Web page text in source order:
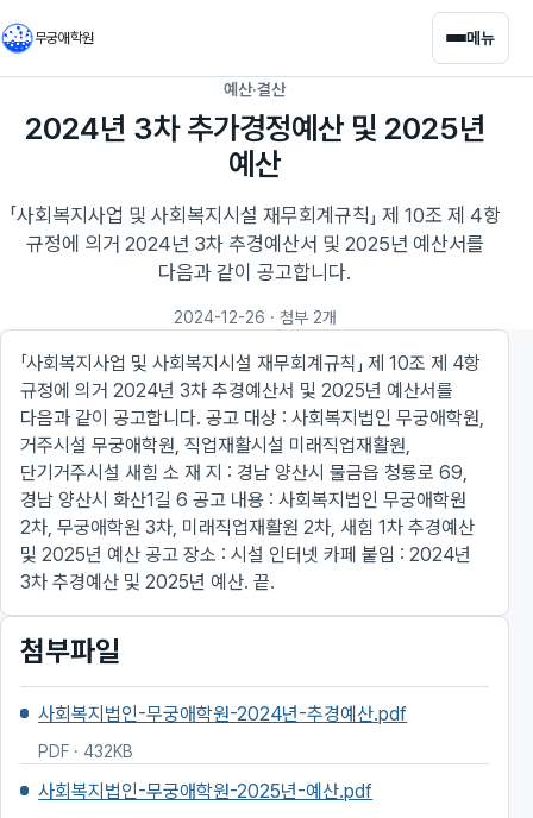
무궁애학원 메뉴
예산·결산
2024년 3차 추가경정예산 및 2025년
예산
「사회복지사업 및 사회복지시설 재무회계규칙」 제 10조 제 4항
규정에 의거 2024년 3차 추경예산서 및 2025년 예산서를
다음과 같이 공고합니다.
2024-12-26 · 첨부 2개
「사회복지사업 및 사회복지시설 재무회계규칙」 제 10조 제 4항
규정에 의거 2024년 3차 추경예산서 및 2025년 예산서를
다음과 같이 공고합니다. 공고 대상 : 사회복지법인 무궁애학원,
거주시설 무궁애학원, 직업재활시설 미래직업재활원,
단기거주시설 새힘 소 재 지 : 경남 양산시 물금읍 청룡로 69,
경남 양산시 화산1길 6 공고 내용 : 사회복지법인 무궁애학원
2차, 무궁애학원 3차, 미래직업재활원 2차, 새힘 1차 추경예산
및 2025년 예산 공고 장소 : 시설 인터넷 카페 붙임 : 2024년
3차 추경예산 및 2025년 예산. 끝.
첨부파일
사회복지법인-무궁애학원-2024년-추경예산.pdf
PDF · 432KB
사회복지법인-무궁애학원-2025년-예산.pdf